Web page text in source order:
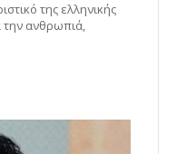
της ελληνικής
την ανθρωπιά,